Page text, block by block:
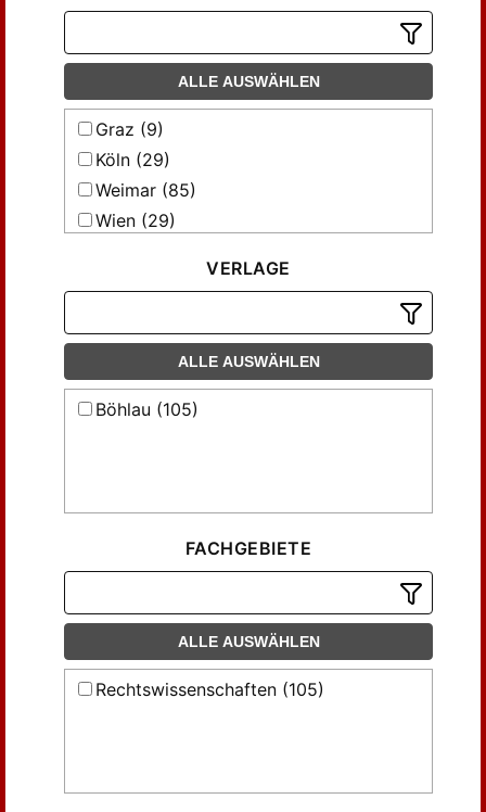
ALLE AUSWÄHLEN
Graz (9)
Köln (29)
Weimar (85)
Wien (29)
VERLAGE
ALLE AUSWÄHLEN
Böhlau (105)
FACHGEBIETE
ALLE AUSWÄHLEN
Rechtswissenschaften (105)